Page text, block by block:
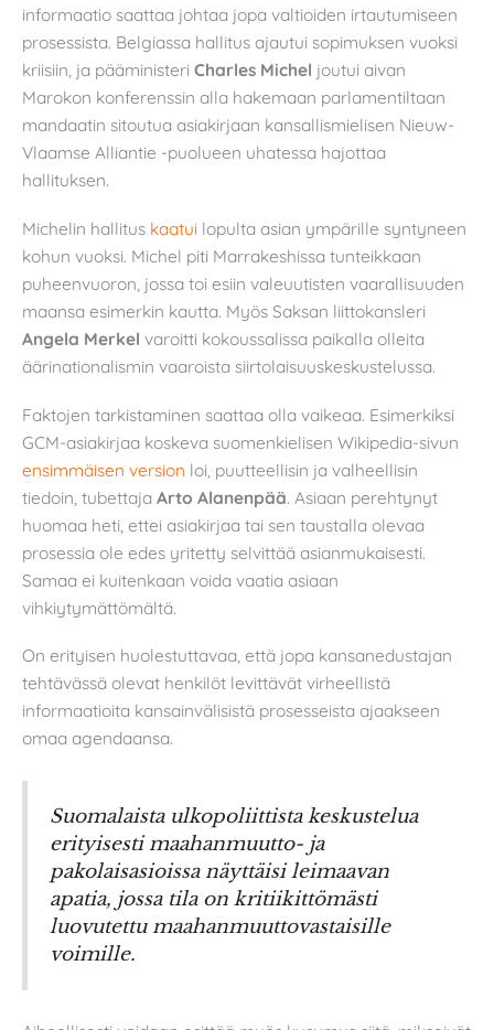
informaatio saattaa johtaa jopa valtioiden irtautumiseen
prosessista. Belgiassa hallitus ajautui sopimuksen vuoksi
kriisiin, ja pääministeri Charles Michel joutui aivan
Marokon konferenssin alla hakemaan parlamentiltaan
mandaatin sitoutua asiakirjaan kansallismielisen Nieuw-
Vlaamse Alliantie -puolueen uhatessa hajottaa
hallituksen.
Michelin hallitus kaatui lopulta asian ympärille syntyneen
kohun vuoksi. Michel piti Marrakeshissa tunteikkaan
puheenvuoron, jossa toi esiin valeuutisten vaarallisuuden
maansa esimerkin kautta. Myös Saksan liittokansleri
Angela Merkel varoitti kokoussalissa paikalla olleita
äärinationalismin vaaroista siirtolaisuuskeskustelussa.
Faktojen tarkistaminen saattaa olla vaikeaa. Esimerkiksi
GCM-asiakirjaa koskeva suomenkielisen Wikipedia-sivun
ensimmäisen version loi, puutteellisin ja valheellisin
tiedoin, tubettaja Arto Alanenpää. Asiaan perehtynyt
huomaa heti, ettei asiakirjaa tai sen taustalla olevaa
prosessia ole edes yritetty selvittää asianmukaisesti.
Samaa ei kuitenkaan voida vaatia asiaan
vihkiytymättömältä.
On erityisen huolestuttavaa, että jopa kansanedustajan
tehtävässä olevat henkilöt levittävät virheellistä
informaatioita kansainvälisistä prosesseista ajaakseen
omaa agendaansa.
Suomalaista ulkopoliittista keskustelua
erityisesti maahanmuutto- ja
pakolaisasioissa näyttäisi leimaavan
apatia, jossa tila on kritiikittömästi
luovutettu maahanmuuttovastaisille
voimille.